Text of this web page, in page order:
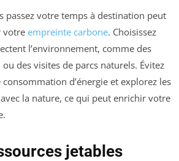
passez votre temps à destination peut
votre empreinte carbone. Choisissez
l’environnement, comme des
des visites de parcs naturels. Évitez
d’énergie et explorez les
la nature, ce qui peut enrichir votre
jetables